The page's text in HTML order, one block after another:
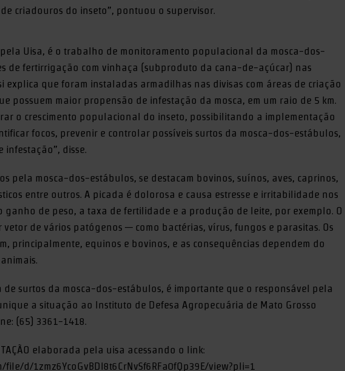
criadouros do inseto”, pontuou o supervisor.
Uisa, é o trabalho de monitoramento populacional da mosca-dos-
de fertirrigação com vinhaça (subproduto da cana-de-açúcar) nas
explica que foram instaladas armadilhas nas divisas com áreas de criação
possuem maior propensão de infestação da mosca, em um raio de 5 km.
o crescimento populacional do inseto, possibilitando a implementação
focos, prevenir e controlar possíveis surtos da mosca-dos-estábulos,
disse.
pela mosca-dos-estábulos, se destacam bovinos, suínos, aves, caprinos,
entre outros. A picada é dolorosa e causa estresse e irritabilidade nos
ganho de peso, a taxa de fertilidade e a produção de leite, por exemplo. O
vetor de vários patógenos — como bactérias, vírus, fungos e parasitas. Os
principalmente, equinos e bovinos, e as consequências dependem do
de surtos da mosca-dos-estábulos, é importante que o responsável pela
a situação ao Instituto de Defesa Agropecuária de Mato Grosso
(65) 3361-1418.
elaborada pela uisa acessando o link:
d/1zmz6YcoGvBDl8t6CrNvSf6RFa0fQp39E/view?pli=1